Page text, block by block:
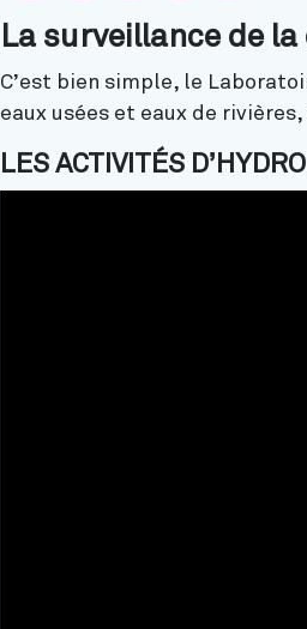
La surveillance de
C’est bien simple, le
eaux usées et eaux de
LES ACTIVITÉS